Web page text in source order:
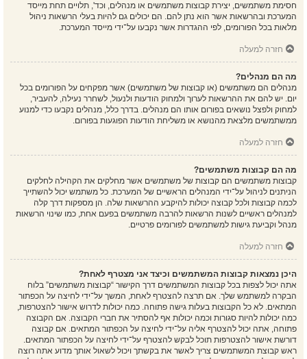
חסימת משתמשים, יצירת קבוצות משתמשים או מנהלים, וכד', תלויים תחת מייסד
המערכת ובהרשאות אשר הוא נתן להם. הם יכולים גם להיות בעלי הרשאות ניהול
מלאות בכל הפורומים, לפי ההגדרות אשר נקבעו על־ידי מייסד המערכת.
חזרה למעלה
מה הם מנהלים?
מנהלים הם משתמשים (או קבוצות של משתמשים) אשר מפקחים על הפורומים בכל
יום. יש להם את ההרשאות לערוך ולמחוק הודעות ולנעול, לשחרר נעילה, להעביר,
למחוק ולפצל נושאים בפורום אותו הם מנהלים. בדרך כלל, מנהלים נקבעו כדי למנוע
ממשתמשים מלצאת מהנושא או משליחת הודעות הפוגעות בפורום.
חזרה למעלה
מה הם קבוצות משתמשים?
קבוצות משתמשים הם קבוצות של משתמשים אשר מחלקים את הקהילה לחלקים
הניתנים לניהול על־ידי המנהלים הראשיים של המערכת. כל משתמש יכול להשתייך
לכמה קבוצות ולכל קבוצה יכולות להיקבע ההרשאות שלה. הן מספקות דרך קלה
למנהלים ראשיים לשנות הרשאות להרבה משתמשים בפעם אחת, כמו שינוי הרשאות
מנהל וקביעת גישות למשתמשים לפורומים פרטיים.
חזרה למעלה
היכן נמצאות קבוצות המשתמשים וכיצד אני מצטרף לאחת?
אתה יכול לצפות בכל קבוצות המשתמשים דרך הקישור “קבוצות משתמשים” בלוח
הבקרה למשתמש שלך. אם תרצה להצטרף לאחת, המשך על־ידי לחיצה על הכפתור
המתאים. לא כל הקבוצות בעלות גישה פתוחה. כמה יכולות לדרוש אישור להצטרפות,
כמה יכולות להיות סגורות וכמה יכולות אף להסתיר את חברי הקבוצה. אם הקבוצה
פתוחה, אתה יכול להצטרף אליה על־ידי לחיצה על הכפתור המתאים. אם קבוצה
דורשת אישור להצטרפות תוכל לבקש להצטרף על־ידי לחיצה על הכפתור המתאים.
ראש קבוצת המשתמשים צריך לאשר את בקשתך ויכול לשאול אותך מדוע אתה רוצה